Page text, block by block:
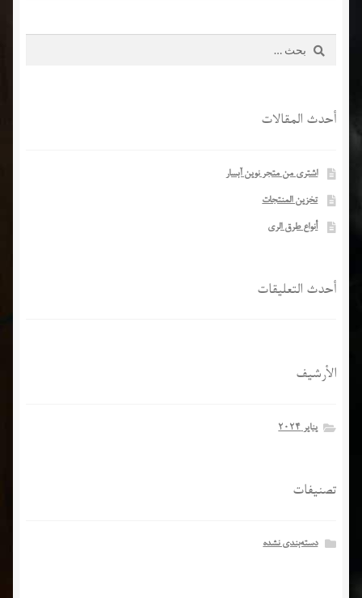
عن:
أحدث المقالات
اشتری من متجر نوین آبسار
تخزین المنتجات
أنواع طرق الري
أحدث التعليقات
الأرشيف
يناير 2024
تصنيفات
دسته‌بندی نشده